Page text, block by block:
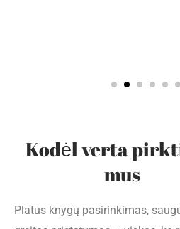
Kodėl verta
mus
Platus knygų pasirinkimas,